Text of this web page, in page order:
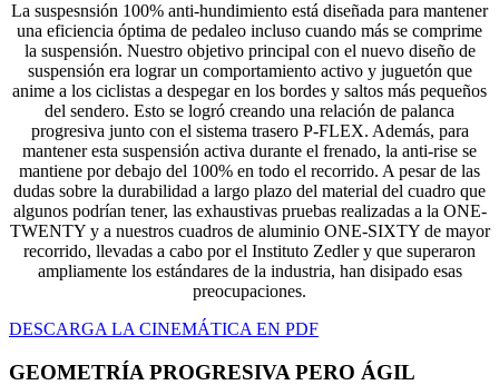
La suspesnsión 100% anti-hundimiento está diseñada para mantener
una eficiencia óptima de pedaleo incluso cuando más se comprime
la suspensión. Nuestro objetivo principal con el nuevo diseño de
suspensión era lograr un comportamiento activo y juguetón que
anime a los ciclistas a despegar en los bordes y saltos más pequeños
del sendero. Esto se logró creando una relación de palanca
progresiva junto con el sistema trasero P-FLEX. Además, para
mantener esta suspensión activa durante el frenado, la anti-rise se
mantiene por debajo del 100% en todo el recorrido. A pesar de las
dudas sobre la durabilidad a largo plazo del material del cuadro que
algunos podrían tener, las exhaustivas pruebas realizadas a la ONE-
TWENTY y a nuestros cuadros de aluminio ONE-SIXTY de mayor
recorrido, llevadas a cabo por el Instituto Zedler y que superaron
ampliamente los estándares de la industria, han disipado esas
preocupaciones.
DESCARGA LA CINEMÁTICA EN PDF
GEOMETRÍA PROGRESIVA PERO ÁGIL